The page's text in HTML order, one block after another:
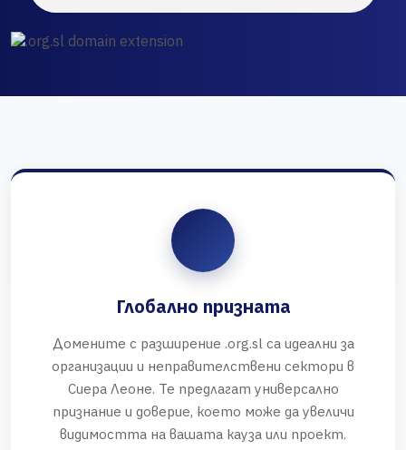
Глобално призната
Домените с разширение .org.sl са идеални за
организации и неправителствени сектори в
Сиера Леоне. Те предлагат универсално
признание и доверие, което може да увеличи
видимостта на вашата кауза или проект.